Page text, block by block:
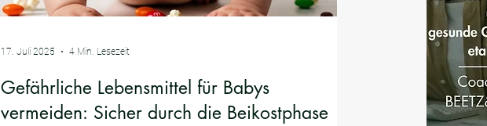
Gefährliche Lebensmittel für Babys
vermeiden: Sicher durch die Beikostphase
17. Juli 2025 4 Min. Lesezeit